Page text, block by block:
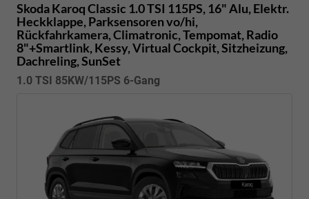
Skoda KaroqClassic 1.0 TSI 115PS, 16" Alu, Elektr.
Heckklappe, Parksensoren vo/hi,
Rückfahrkamera, Climatronic, Tempomat, Radio
8"+Smartlink, Kessy, Virtual Cockpit, Sitzheizung,
Dachreling, SunSet
1.0 TSI 85KW/115PS 6-Gang